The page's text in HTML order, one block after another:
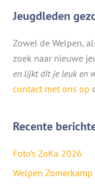
Jeugdleden
Zowel de Welpen,
zoek naar nieuwe
en lijkt dit je leuk en
contact met ons op
Recente
Foto’s ZoKa 2026
Welpen